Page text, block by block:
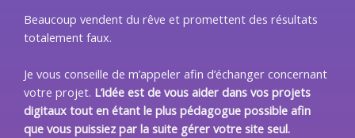
Beaucoup vendent du rêve et promettent des résultats
totalement faux.
Je vous conseille de m’appeler afin d’échanger concernant
votre projet. L’idée est de vous aider dans vos projets
digitaux tout en étant le plus pédagogue possible afin
que vous puissiez par la suite gérer votre site seul.